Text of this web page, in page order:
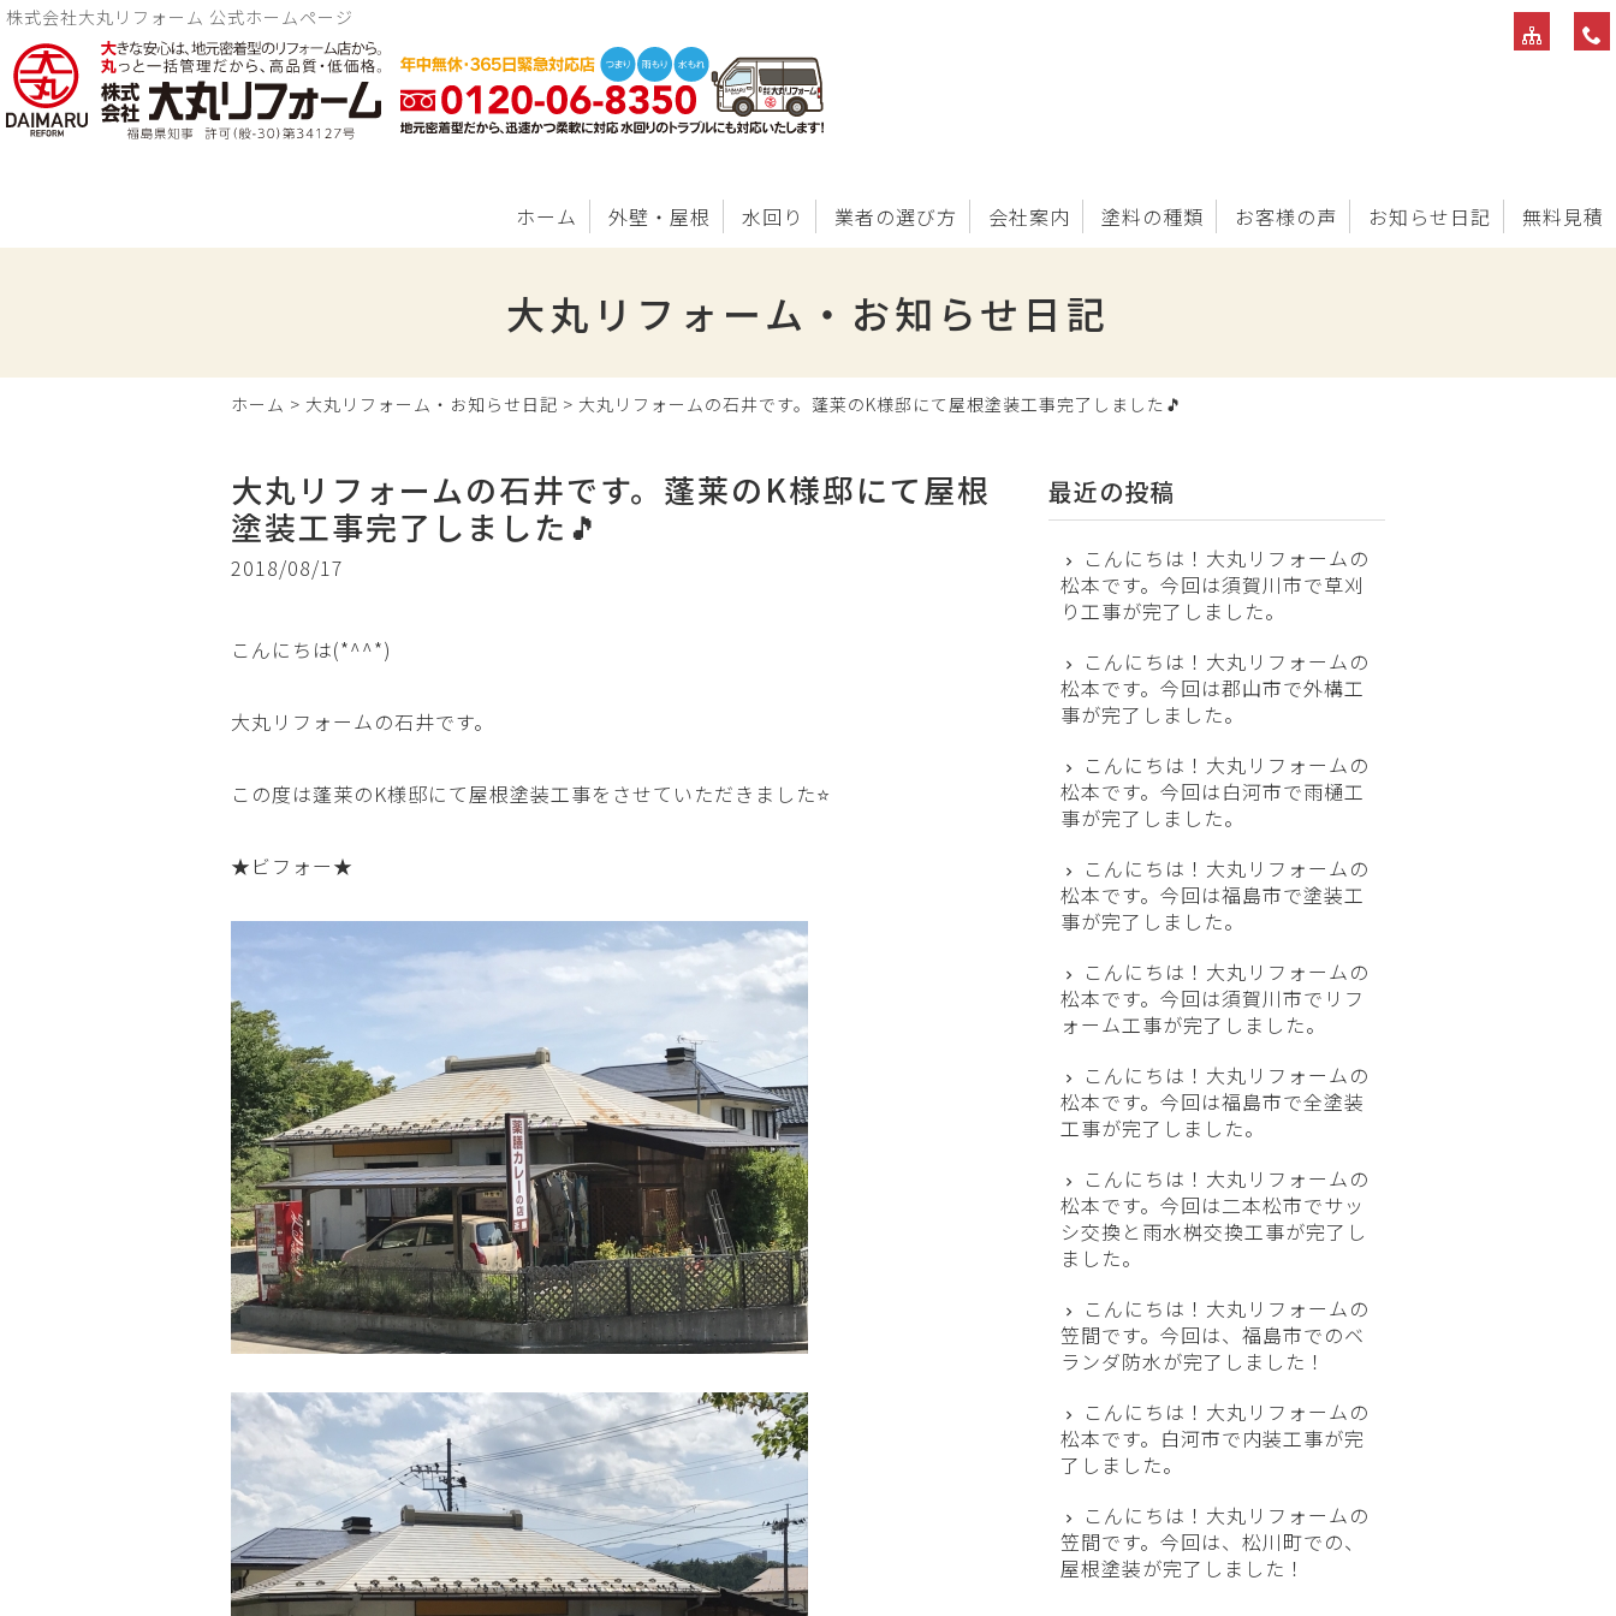
株式会社大丸リフォーム 公式ホームページ
ホーム 外壁・屋根 水回り 業者の選び方 会社案内 塗料の種類 お客様の声 お知らせ日記 無料見積
大丸リフォーム・お知らせ日記
ホーム > 大丸リフォーム・お知らせ日記 > 大丸リフォームの石井です。蓬莱のK様邸にて屋根塗装工事完了しました🎵
大丸リフォームの石井です。蓬莱のK様邸にて屋根
塗装工事完了しました🎵
2018/08/17
こんにちは(*^^*)
大丸リフォームの石井です。
この度は蓬莱のK様邸にて屋根塗装工事をさせていただきました⭐
★ビフォー★
最近の投稿
こんにちは！大丸リフォームの
松本です。今回は須賀川市で草刈
り工事が完了しました。
こんにちは！大丸リフォームの
松本です。今回は郡山市で外構工
事が完了しました。
こんにちは！大丸リフォームの
松本です。今回は白河市で雨樋工
事が完了しました。
こんにちは！大丸リフォームの
松本です。今回は福島市で塗装工
事が完了しました。
こんにちは！大丸リフォームの
松本です。今回は須賀川市でリフ
ォーム工事が完了しました。
こんにちは！大丸リフォームの
松本です。今回は福島市で全塗装
工事が完了しました。
こんにちは！大丸リフォームの
松本です。今回は二本松市でサッ
シ交換と雨水桝交換工事が完了し
ました。
こんにちは！大丸リフォームの
笠間です。今回は、福島市でのベ
ランダ防水が完了しました！
こんにちは！大丸リフォームの
松本です。白河市で内装工事が完
了しました。
こんにちは！大丸リフォームの
笠間です。今回は、松川町での、
屋根塗装が完了しました！